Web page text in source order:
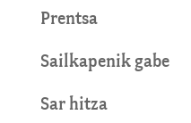
Prentsa
Sailkapenik gabe
Sar hitza